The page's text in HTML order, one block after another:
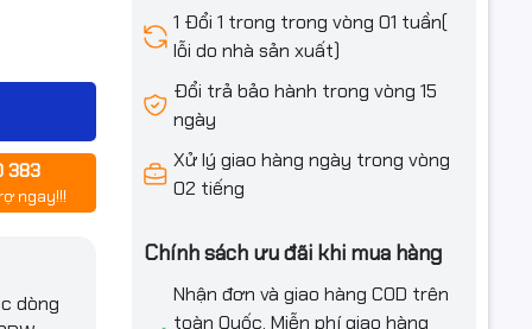
383
ngay!!!
dòng
1 Đổi 1 trong trong vòng 01 tuần(
lỗi do nhà sản xuất)
Đổi trả bảo hành trong vòng 15
ngày
Xử lý giao hàng ngày trong vòng
02 tiếng
Chính sách ưu đãi khi mua hàng
Nhận đơn và giao hàng COD trên
toàn Quốc. Miễn phí giao hàng
HL-
in ấn